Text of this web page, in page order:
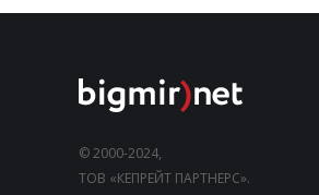
© 2000-2024,
ТОВ «КЕПРЕЙТ ПАРТНЕРС».